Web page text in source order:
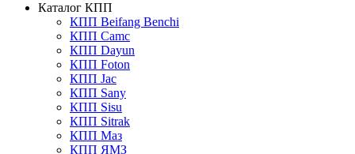
Каталог КПП
КПП Beifang Benchi
КПП Camc
КПП Dayun
КПП Foton
КПП Jac
КПП Sany
КПП Sisu
КПП Sitrak
КПП Маз
КПП ЯМЗ